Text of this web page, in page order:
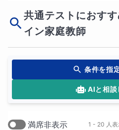
共通テストにおす
イン家庭教師
条件を指
AIと相談
満席非表示 1 - 20 人表